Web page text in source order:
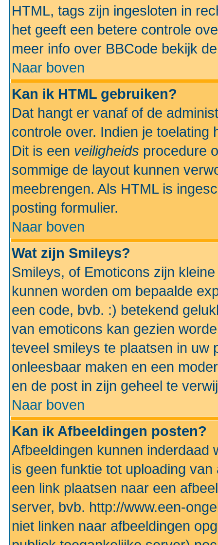
HTML, tags zijn ingesloten in
het geeft een betere controle
meer info over BBCode bekijk
Naar boven
Kan ik HTML gebruiken?
Dat hangt er vanaf of de
controle over. Indien je
Dit is een veiligheids procedure
sommige de layout kunnen
meebrengen. Als HTML is
posting formulier.
Naar boven
Wat zijn Smileys?
Smileys, of Emoticons zijn
kunnen worden om bepaalde
een code, bvb. :) betekend
van emoticons kan gezien
teveel smileys te plaatsen in uw
onleesbaar maken en een
en de post in zijn geheel te
Naar boven
Kan ik Afbeeldingen posten?
Afbeeldingen kunnen inderdaad
is geen funktie tot uploading
een link plaatsen naar een
server, bvb. http://www.een-
niet linken naar afbeeldingen